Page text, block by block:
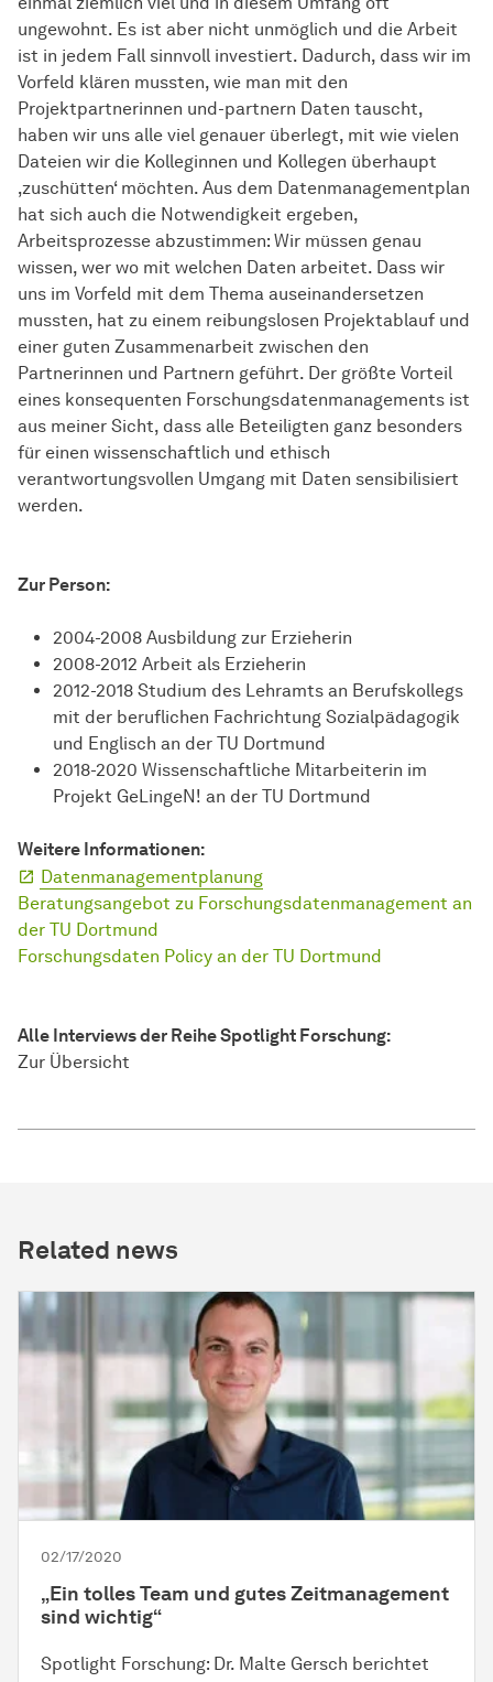
ungewohnt. Es ist aber nicht unmöglich und die Arbeit
ist in jedem Fall sinnvoll investiert. Dadurch, dass wir im
Vorfeld klären mussten, wie man mit den
Projektpartnerinnen und-partnern Daten tauscht,
haben wir uns alle viel genauer überlegt, mit wie vielen
Dateien wir die Kolleginnen und Kollegen überhaupt
‚zuschütten‘ möchten. Aus dem Datenmanagementplan
hat sich auch die Notwendigkeit ergeben,
Arbeitsprozesse abzustimmen: Wir müssen genau
wissen, wer wo mit welchen Daten arbeitet. Dass wir
uns im Vorfeld mit dem Thema auseinandersetzen
mussten, hat zu einem reibungslosen Projektablauf und
einer guten Zusammenarbeit zwischen den
Partnerinnen und Partnern geführt. Der größte Vorteil
eines konsequenten Forschungsdatenmanagements ist
aus meiner Sicht, dass alle Beteiligten ganz besonders
für einen wissenschaftlich und ethisch
verantwortungsvollen Umgang mit Daten sensibilisiert
werden.
Zur Person:
2004-2008 Ausbildung zur Erzieherin
2008-2012 Arbeit als Erzieherin
2012-2018 Studium des Lehramts an Berufskollegs
mit der beruflichen Fachrichtung Sozialpädagogik
und Englisch an der TU Dortmund
2018-2020 Wissenschaftliche Mitarbeiterin im
Projekt GeLingeN! an der TU Dortmund
Weitere Informationen:
Datenmanagementplanung
Beratungsangebot zu Forschungsdatenmanagement an
der TU Dortmund
Forschungsdaten Policy an der TU Dortmund
Alle Interviews der Reihe Spotlight Forschung:
Zur Übersicht
Related news
02/17/2020
„Ein tolles Team und gutes Zeitmanagement
sind wichtig“
Spotlight Forschung: Dr. Malte Gersch berichtet